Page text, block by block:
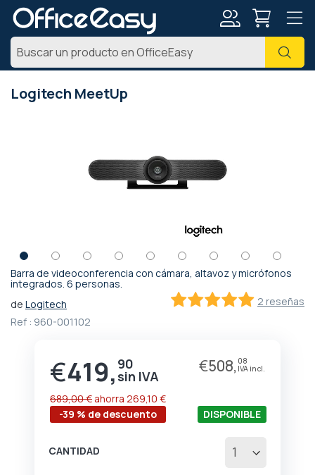
Logitech MeetUp
Barra de videoconferencia con cámara, altavoz y micrófonos
integrados. 6 personas.
2 reseñas
de Logitech
Ref : 960-001102
Precio
especial
€419, 90 €508, 08
-39 % de descuento
689,00 € ahorra 269,10 €
DISPONIBLE
CANTIDAD
Saltar
comienzo
de
imágenes